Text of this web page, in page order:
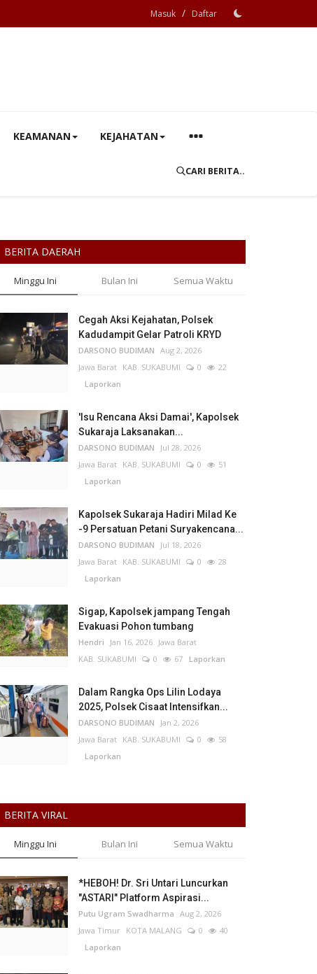
Masuk / Daftar
KEAMANAN KEJAHATAN
CARI BERITA..
BERITA DAERAH
Minggu Ini Bulan Ini Semua Waktu
Cegah Aksi Kejahatan, Polsek
Kadudampit Gelar Patroli KRYD
DARSONO BUDIMAN Aug 2, 2026
Jawa Barat KAB. SUKABUMI 0
22
Laporkan
'Isu Rencana Aksi Damai', Kapolsek
Sukaraja Laksanakan...
DARSONO BUDIMAN
Jul 28, 2026
Jawa Barat KAB. SUKABUMI 0
51
Laporkan
Kapolsek Sukaraja Hadiri Milad Ke
-9 Persatuan Petani Suryakencana...
DARSONO BUDIMAN
Jul 18, 2026
Jawa Barat KAB. SUKABUMI 0
28
Laporkan
Sigap, Kapolsek jampang Tengah
Evakuasi Pohon tumbang
Hendri Jan 16, 2026 Jawa Barat
KAB. SUKABUMI
0 67 Laporkan
Dalam Rangka Ops Lilin Lodaya
2025, Polsek Cisaat Intensifkan...
DARSONO BUDIMAN
Jan 2, 2026
Jawa Barat KAB. SUKABUMI 0
58
Laporkan
BERITA VIRAL
Minggu Ini Bulan Ini Semua Waktu
*HEBOH! Dr. Sri Untari Luncurkan
"ASTARI" Platform Aspirasi...
Putu Ugram Swadharma Aug 2, 2026
Jawa Timur KOTA MALANG 0
40
Laporkan